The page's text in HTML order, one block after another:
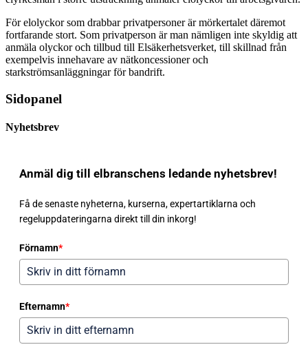
För elolyckor som drabbar privatpersoner är mörkertalet däremot
fortfarande stort. Som privatperson är man nämligen inte skyldig att
anmäla olyckor och tillbud till Elsäkerhetsverket, till skillnad från
exempelvis innehavare av nätkoncessioner och
starkströmsanläggningar för bandrift.
Sidopanel
Nyhetsbrev
Anmäl dig till elbranschens ledande nyhetsbrev!
Få de senaste nyheterna, kurserna, expertartiklarna och
regeluppdateringarna direkt till din inkorg!
Förnamn*
Efternamn*